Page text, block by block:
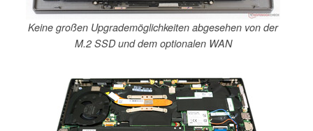
Keine großen Upgrademöglichkeiten abgesehen von der
M.2 SSD und dem optionalen WAN